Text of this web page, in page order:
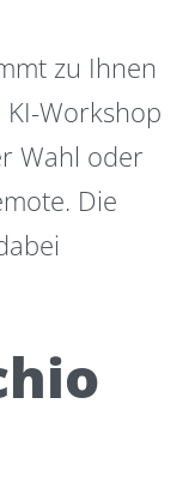
zu Ihnen
Workshop
Wahl oder
Die